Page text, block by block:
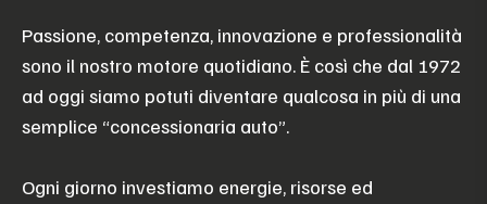
Passione, competenza, innovazione e professionalità
sono il nostro motore quotidiano. È così che dal 1972
ad oggi siamo potuti diventare qualcosa in più di una
semplice “concessionaria auto”.
Ogni giorno investiamo energie, risorse ed